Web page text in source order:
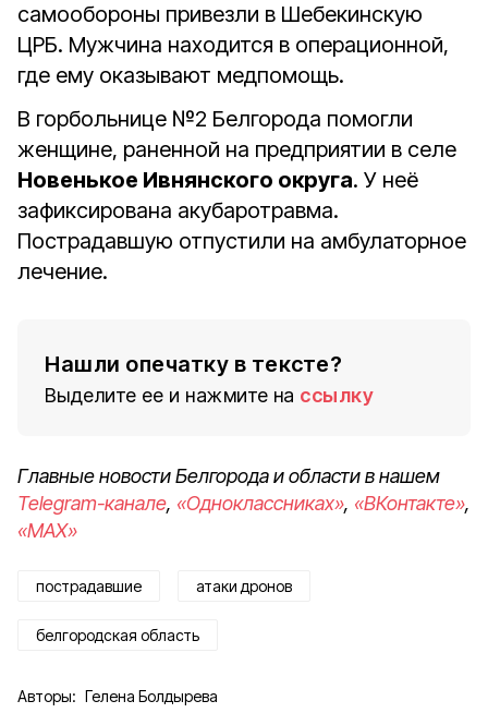
самообороны привезли в Шебекинскую
ЦРБ. Мужчина находится в операционной,
где ему оказывают медпомощь.
В горбольнице №2 Белгорода помогли
женщине, раненной на предприятии в селе
Новенькое Ивнянского округа. У неё
зафиксирована акубаротравма.
Пострадавшую отпустили на амбулаторное
лечение.
Нашли опечатку в тексте?
Выделите ее и нажмите на ссылку
Главные новости Белгорода и области в нашем
Telegram-канале, «Одноклассниках», «ВКонтакте»,
«MAX»
пострадавшие атаки дронов
белгородская область
Авторы: Гелена Болдырева